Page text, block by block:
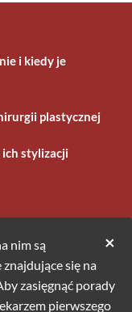
×
nim są
się na
zasięgnąć porady
pierwszego
i kiedy je
plastycznej
stylizacji